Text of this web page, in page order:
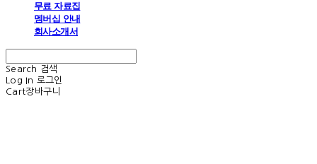
무료 자료집
멤버십 안내
회사소개서
Search
검색
Log In 로그인
Cart장바구니